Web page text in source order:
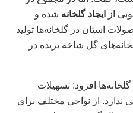
از
ایجاد گلخانه شده و
تن از محصولات استان در گلخانه‌ها تولید
گل شاخه بریده در
افزود: تسهیلات
ندارد. از نواحی مختلف برای